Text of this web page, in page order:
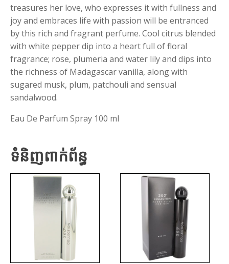
treasures her love, who expresses it with fullness and
joy and embraces life with passion will be entranced
by this rich and fragrant perfume. Cool citrus blended
with white pepper dip into a heart full of floral
fragrance; rose, plumeria and water lily and dips into
the richness of Madagascar vanilla, along with
sugared musk, plum, patchouli and sensual
sandalwood.
Eau De Parfum Spray 100 ml
ទំនិញពាក់ព័ន្ធ